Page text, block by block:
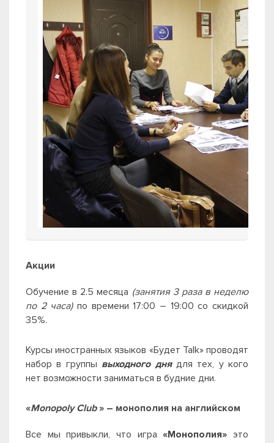
Акции
Обучение в 2.5 месяца (занятия 3 раза в неделю
по 2 часа)по времени 17:00 – 19:00 со скидкой
35%.
Курсы иностранных языков «Будет Talk» проводят
набор в группы выходного дня для тех, у кого
нет возможности заниматься в будние дни.
«Monopoly Club» – монополия на английском
Все мы привыкли, что игра«Монополия» это